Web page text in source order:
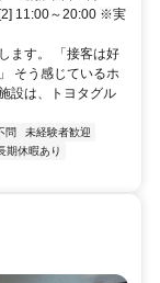
11:00～20:00 ※実
ます。 「接客は好
そう感じているホ
設は、トヨタグル
問
未経験者歓迎
期休暇あり